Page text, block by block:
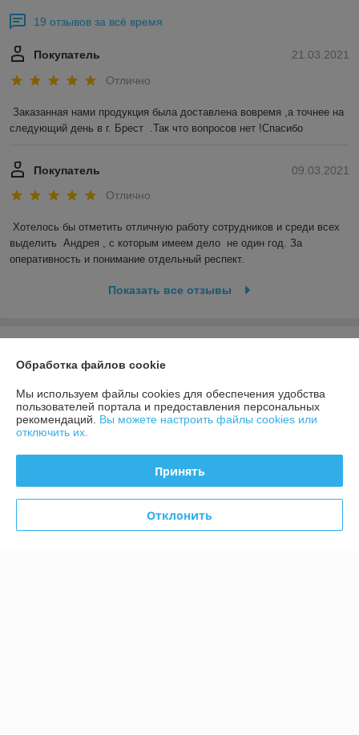
19 отзывов за всё время
21.03.2021
Покупатель
Отлично
Заказанная нами продукция была доставлена вовремя ,а точнее на
следующий день в г. Брест  .Так что вопросов нет !Спасибо
09.03.2021
Покупатель
Отлично
Хотелось бы отметить отличную работу сотрудников и среди всех
выделить  Андрея , с которым имеем дело  не один год. За
оперативность и понимание отдельный респект.
Показать все отзывы
Доставка и оплата
График работы
Политика обработки cookies
Обработка файлов cookie
Мы используем файлы cookies для обеспечения удобства
пользователей портала и предоставления персональных
рекомендаций. Вы можете настроить файлы cookies или
отключить их.
Принять
Отклонить